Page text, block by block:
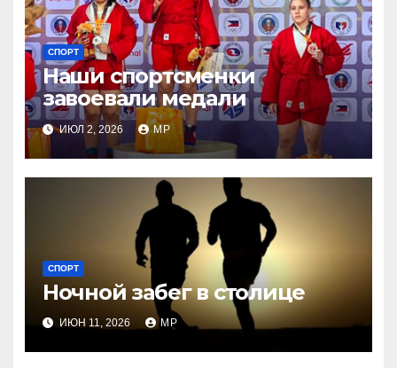
СПОРТ
Наши спортсменки
завоевали медали
ИЮЛ 2, 2026 MP
СПОРТ
Ночной забег в столице
ИЮН 11, 2026 MP